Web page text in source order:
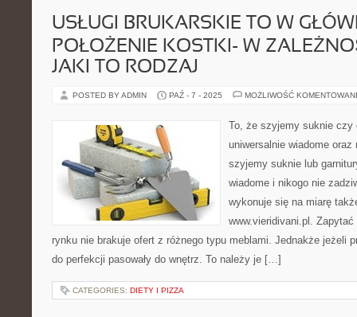
USŁUGI BRUKARSKIE TO W
POŁOŻENIE KOSTKI- W
JAKI TO RODZAJ
POSTED BY ADMIN PAŹ - 7 - 2025 MOŻLIWOŚĆ
To, że szyjemy suknie czy
uniwersalnie wiadome
szyjemy suknie lub
wiadome i nikogo nie
wykonuje się na miarę
www.vieridivani.pl.
rynku nie brakuje ofert z różnego typu meblami. Jednakże jeżeli
do perfekcji pasowały do wnętrz. To należy je […]
CATEGORIES: DIETY I PIZZA